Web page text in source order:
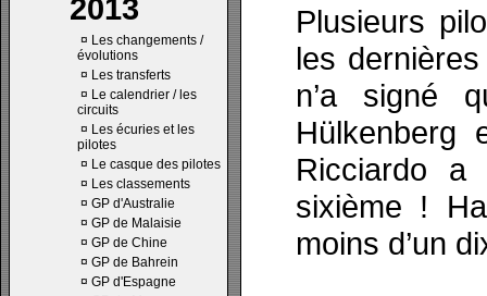
2013
¤ Les changements /
évolutions
¤ Les transferts
¤ Le calendrier / les
circuits
¤ Les écuries et les
pilotes
¤ Le casque des pilotes
¤ Les classements
¤ GP d'Australie
¤ GP de Malaisie
¤ GP de Chine
¤ GP de Bahrein
¤ GP d'Espagne
Plusieurs
les
n’a signé
Hülkenberg
Ricciardo
sixième !
moins d’un